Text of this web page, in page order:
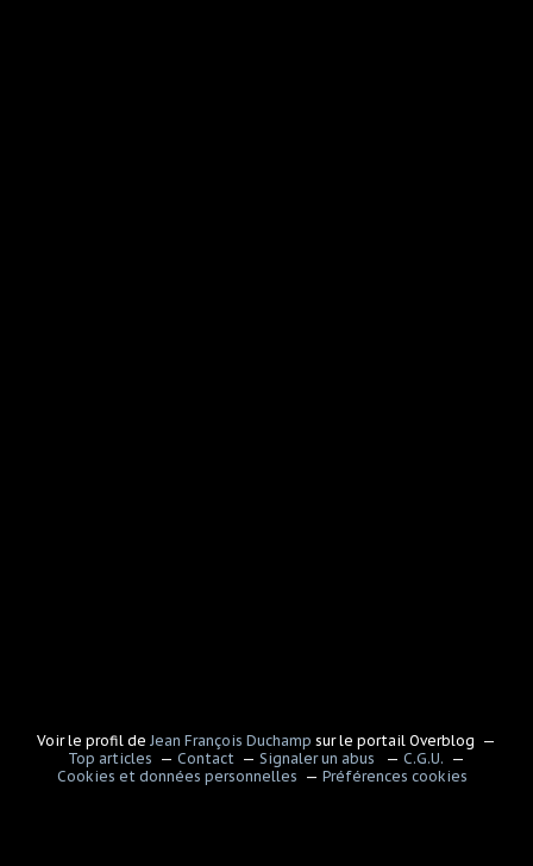
Voir le profil de Jean François Duchamp sur le portail Overblog
Top articles
Contact Signaler un abus
C.G.U.
Cookies et données personnelles
Préférences cookies